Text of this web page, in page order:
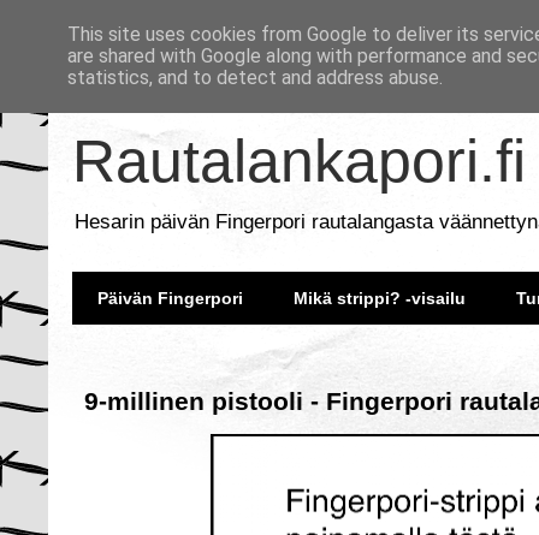
Rautalankapori.fi
Hesarin päivän Fingerpori rautalangasta
Päivän Fingerpori Mikä strippi? -visailu
9-millinen pistooli - Fingerpori
This site uses cookies from Google to deliver its
are shared with Google along with performance and
statistics, and to detect and address abuse.